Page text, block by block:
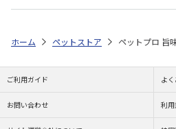
ホーム ペットストア ペットプロ 旨
ご利用ガイド よ
お問い合わせ 利